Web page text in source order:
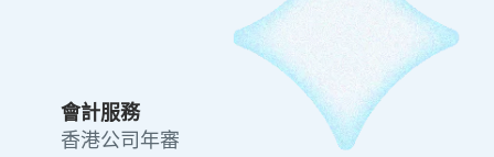
會計服務
香港公司年審